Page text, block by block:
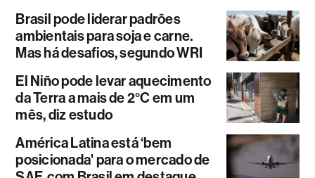
Brasil pode liderar padrões
ambientais para soja e carne.
Mas há desafios, segundo WRI
El Niño pode levar aquecimento
da Terra a mais de 2°C em um
mês, diz estudo
América Latina está ‘bem
posicionada' para o mercado de